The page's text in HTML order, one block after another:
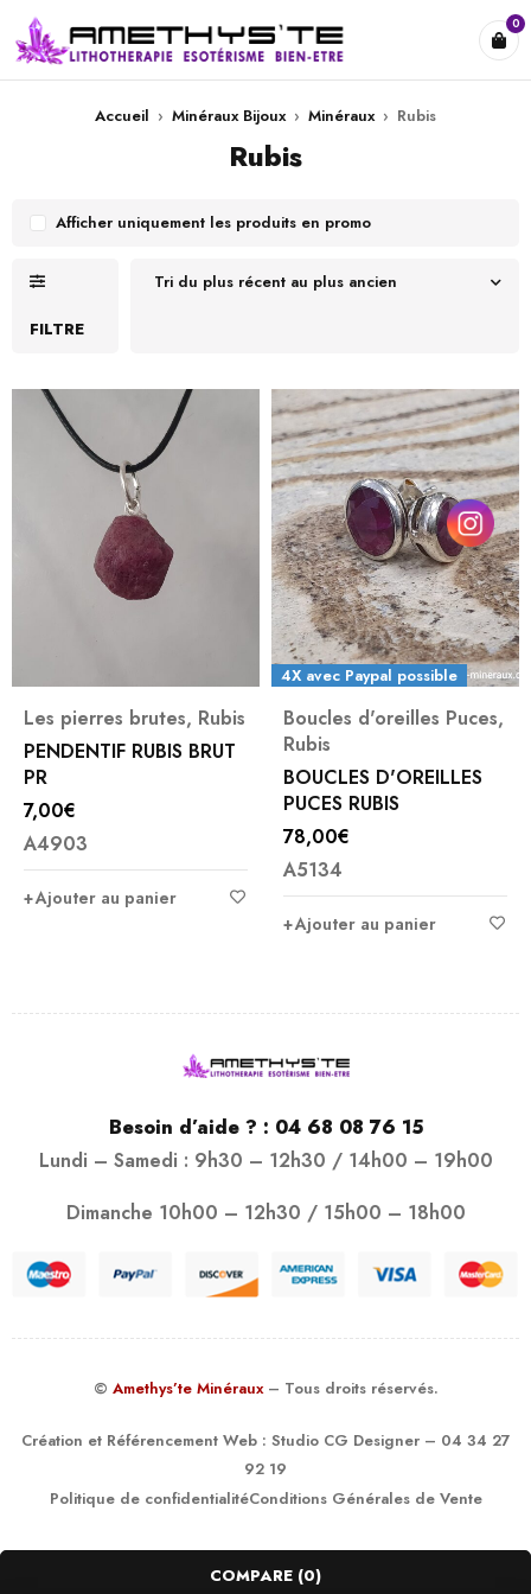
0
Accueil › Minéraux Bijoux › Minéraux › Rubis
Rubis
FILTRE
Tri du plus récent au plus ancien
Afficher uniquement les produits en promo
Les pierres brutes, Rubis
PENDENTIF RUBIS BRUT
PR
7,00€
A4903
Ajouter au panier
4X avec Paypal possible
Boucles d'oreilles Puces,
Rubis
BOUCLES D'OREILLES
PUCES RUBIS
78,00€
A5134
Ajouter au panier
Besoin d’aide ? : 04 68 08 76 15
Lundi – Samedi : 9h30 – 12h30 / 14h00 – 19h00
Dimanche 10h00 – 12h30 / 15h00 – 18h00
© Amethys’te Minéraux – Tous droits réservés.
Création et Référencement Web : Studio CG Designer– 04 34 27
92 19
Politique de confidentialitéConditions Générales de Vente
COMPARE (0)